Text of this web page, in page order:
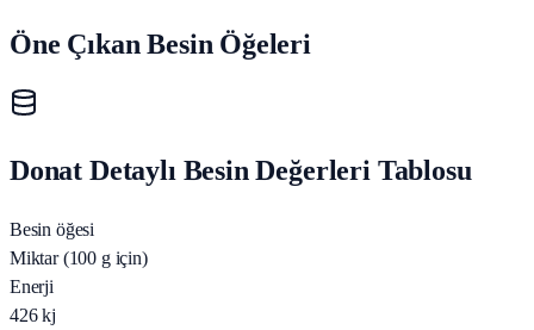
Öne Çıkan Besin Öğeleri
Donat Detaylı Besin Değerleri Tablosu
Besin öğesi
Miktar (100 g için)
Enerji
426 kj